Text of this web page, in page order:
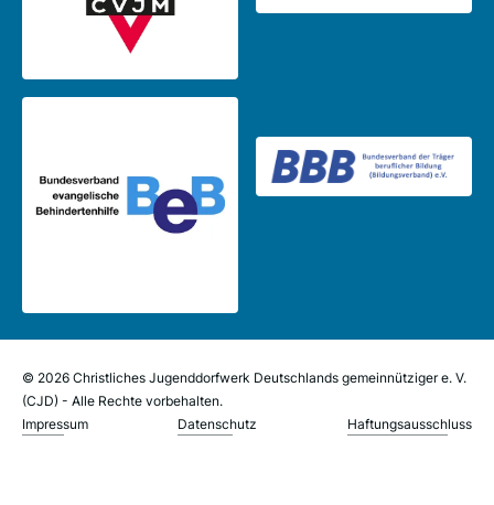
© 2026 Christliches Jugenddorfwerk Deutschlands gemeinnütziger e. V.
(CJD) - Alle Rechte vorbehalten.
Impressum
Datenschutz Haftungsausschluss